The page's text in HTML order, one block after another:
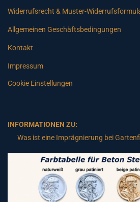
Widerrufsrecht & Muster-
Allgemeinen Geschäftsbedingungen
Kontakt
Impressum
Cookie Einstellungen
INFORMATIONEN ZU:
Was ist eine Imprägnierung bei